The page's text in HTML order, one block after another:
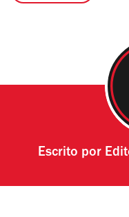
Escrito por